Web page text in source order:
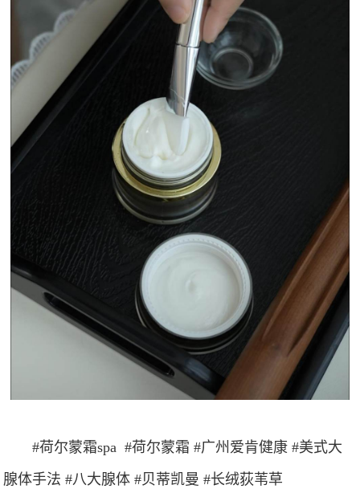
#荷尔蒙霜spa #荷尔蒙霜 #广州爱肯健康 #美式大
腺体手法 #八大腺体 #贝蒂凯曼 #长绒荻苇草